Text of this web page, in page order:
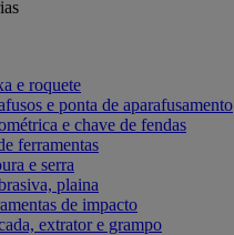
e roquete
e ponta de aparafusamento
e chave de fendas
ferramentas
e serra
plaina
de impacto
extrator e grampo